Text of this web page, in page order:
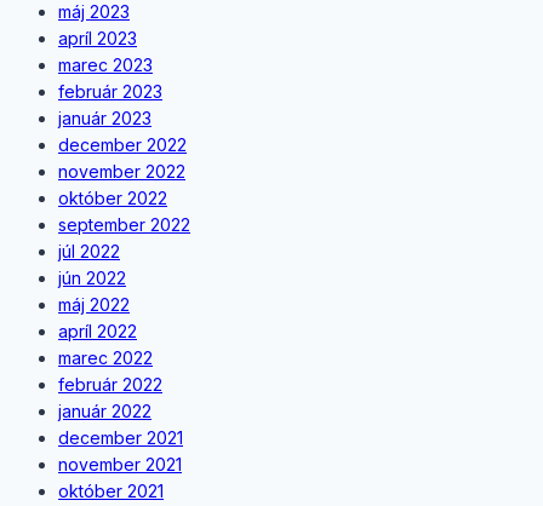
máj 2023
apríl 2023
marec 2023
február 2023
január 2023
december 2022
november 2022
október 2022
september 2022
júl 2022
jún 2022
máj 2022
apríl 2022
marec 2022
február 2022
január 2022
december 2021
november 2021
október 2021